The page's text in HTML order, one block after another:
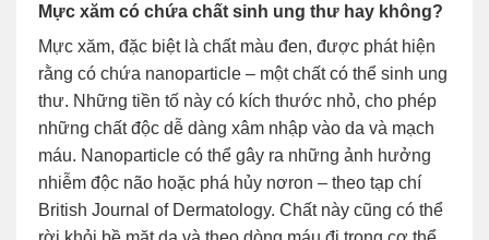
Mực xăm có chứa chất sinh ung thư hay không?
Mực xăm, đặc biệt là chất màu đen, được phát hiện
rằng có chứa nanoparticle – một chất có thể sinh ung
thư. Những tiền tố này có kích thước nhỏ, cho phép
những chất độc dễ dàng xâm nhập vào da và mạch
máu. Nanoparticle có thể gây ra những ảnh hưởng
nhiễm độc não hoặc phá hủy nơron – theo tạp chí
British Journal of Dermatology. Chất này cũng có thể